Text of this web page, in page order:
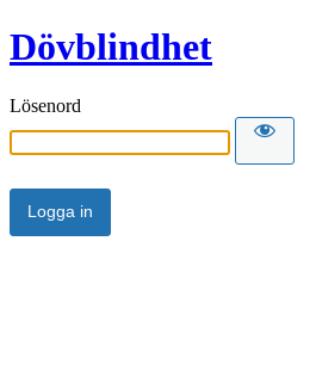
Dövblindhet
Lösenord